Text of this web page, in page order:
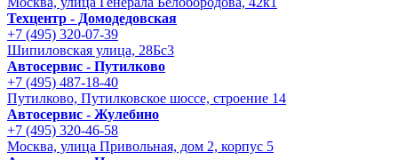
Техцентр - Домодедовская
+7 (495) 320-07-39
Шипиловская улица, 28Бс3
Автосервис - Путилково
+7 (495) 487-18-40
Путилково, Путилковское шоссе, строение 14
Автосервис - Жулебино
+7 (495) 320-46-58
Москва, улица Привольная, дом 2, корпус 5